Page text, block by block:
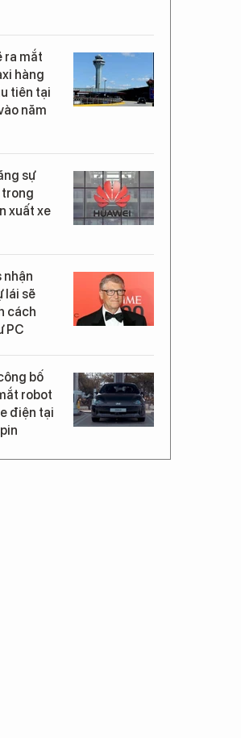
ra mắt
hàng
tiên tại
năm
sự
trong
xuất xe
nhận
lái sẽ
cách
PC
bố
robot
điện tại